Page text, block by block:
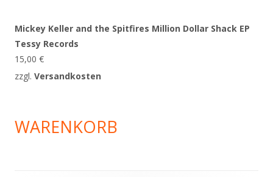
Mickey Keller and the Spitfires Million Dollar Shack EP
Tessy Records
15,00 €
zzgl. Versandkosten
WARENKORB